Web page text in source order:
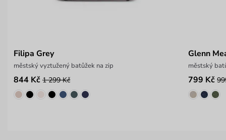
Filipa Grey
městský vyztužený batůžek na zip
844 Kč 1 299 Kč
Glenn
městský
799 Kč